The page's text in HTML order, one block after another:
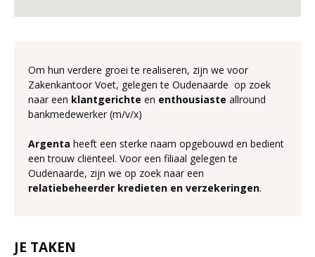
Om hun verdere groei te realiseren, zijn we voor
Zakenkantoor Voet, gelegen te Oudenaarde op zoek
naar een klantgerichte en enthousiaste allround
bankmedewerker (m/v/x)
Argenta heeft een sterke naam opgebouwd en bedient
een trouw cliënteel. Voor een filiaal gelegen te
Oudenaarde, zijn we op zoek naar een
relatiebeheerder kredieten en verzekeringen.
JE TAKEN